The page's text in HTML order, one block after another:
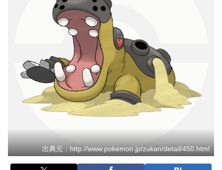
出典元：http://www.pokemon.jp/zukan/detail/450.html